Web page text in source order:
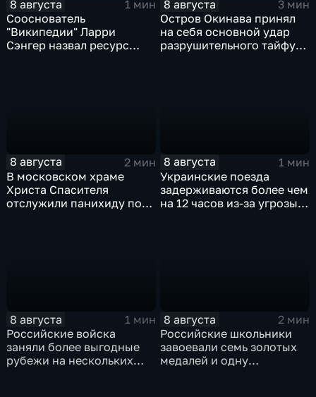
8 августа
1 мин
Сооснователь
"Википедии" Ларри
Сэнгер назвал ресурс
8 августа
3 мин
Остров Окинава принял
на себя основной удар
разрушительного тайфуна
8 августа
2 мин
В московском храме
Христа Спасителя
отслужили панихиду по
8 августа
1 мин
Украинские поезда
задерживаются более чем
на 12 часов из-за угрозы
8 августа
1 мин
Российские войска
заняли более выгодные
рубежи на нескольких
8 августа
2 мин
Российские школьники
завоевали семь золотых
медалей и одну